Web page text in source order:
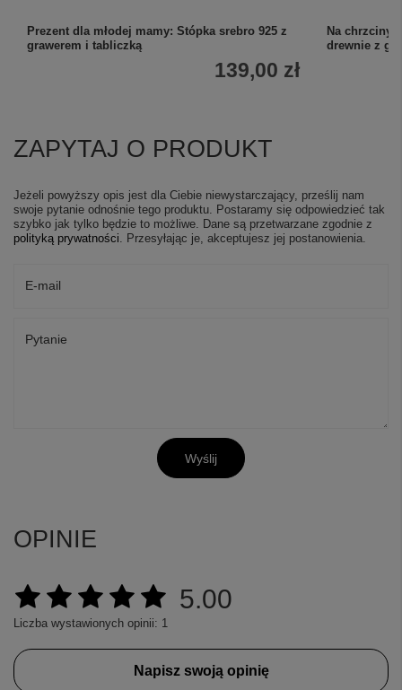
Prezent dla młodej mamy: Stópka srebro 925 z
grawerem i tabliczką
139,00 zł
Na chrzciny:
drewnie z
ZAPYTAJ O PRODUKT
Jeżeli powyższy opis jest dla Ciebie niewystarczający, prześlij nam
swoje pytanie odnośnie tego produktu. Postaramy się odpowiedzieć tak
szybko jak tylko będzie to możliwe. Dane są przetwarzane zgodnie z
polityką prywatności. Przesyłając je, akceptujesz jej postanowienia.
E-mail
Pytanie
Wyślij
OPINIE
5.00
Liczba wystawionych opinii: 1
Napisz swoją opinię